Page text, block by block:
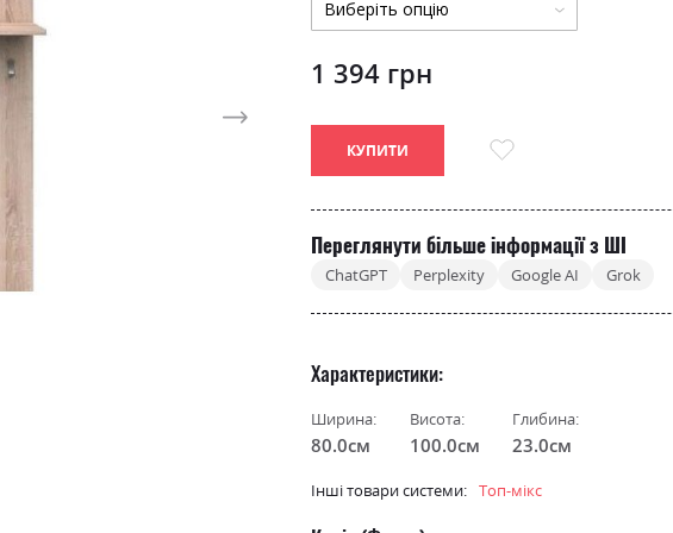
1 394 грн
КУПИТИ
Переглянути більше інформації з ШІ
ChatGPT Perplexity Google AI Grok
Характеристики
Ширина:
80.0см
Висота:
100.0см
Глибина:
23.0см
Інші товари системи: Топ-мікс